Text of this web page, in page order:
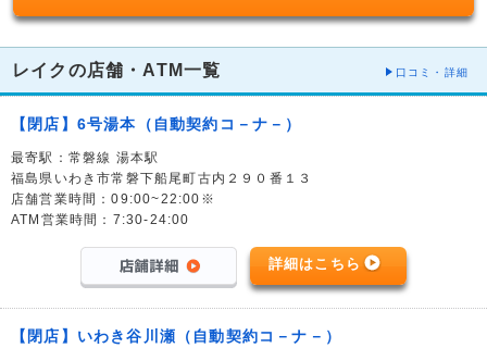
レイクの店舗・ATM一覧 口コミ・詳細
【閉店】6号湯本（自動契約コ－ナ－）
最寄駅：常磐線 湯本駅
福島県いわき市常磐下船尾町古内２９０番１３
店舗営業時間：09:00~22:00※
ATM営業時間：7:30-24:00
詳細はこちら
【閉店】いわき谷川瀬（自動契約コ－ナ－）